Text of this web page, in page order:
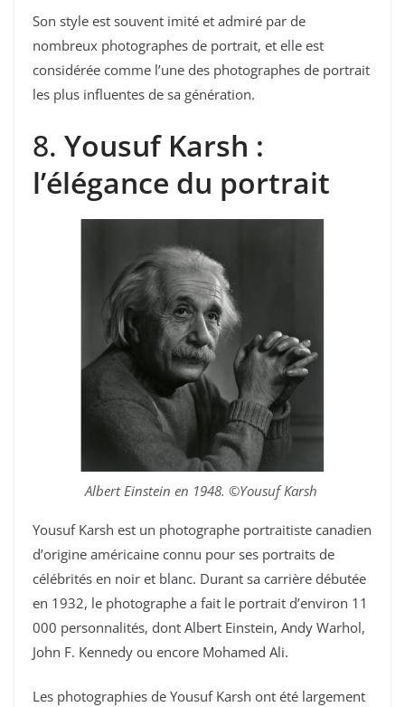
Son style est souvent imité et admiré par de
nombreux photographes de portrait, et elle est
considérée comme l’une des photographes de portrait
les plus influentes de sa génération.
8. Yousuf Karsh :
l’élégance du portrait
Albert Einstein en 1948. ©Yousuf Karsh
Yousuf Karsh est un photographe portraitiste canadien
d’origine américaine connu pour ses portraits de
célébrités en noir et blanc. Durant sa carrière débutée
en 1932, le photographe a fait le portrait d’environ 11
000 personnalités, dont Albert Einstein, Andy Warhol,
John F. Kennedy ou encore Mohamed Ali.
Les photographies de Yousuf Karsh ont été largement